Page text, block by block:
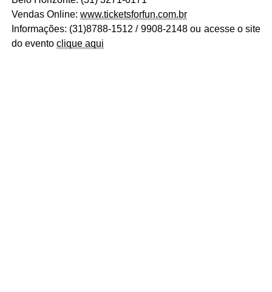
Vendas Online: www.ticketsforfun.com.br
Informações: (31)8788-1512 / 9908-2148 ou acesse o site
do evento clique aqui